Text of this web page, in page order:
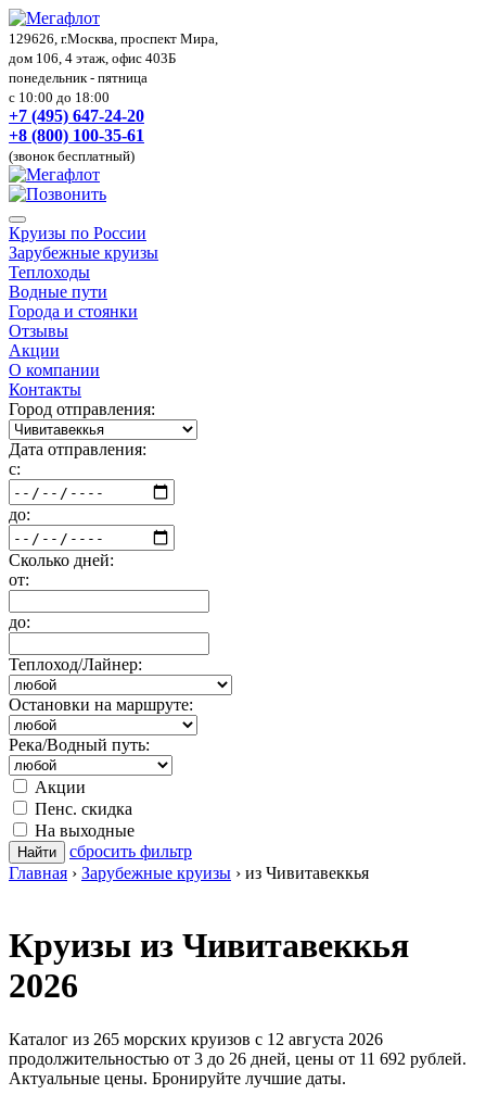
129626, г.Москва, проспект Мира,
дом 106, 4 этаж, офис 403Б
понедельник - пятница
с 10:00 до 18:00
+7 (495) 647-24-20
+8 (800) 100-35-61
(звонок бесплатный)
Круизы по России
Зарубежные круизы
Теплоходы
Водные пути
Города и стоянки
Отзывы
Акции
О компании
Контакты
Город отправления:
Дата отправления:
с:
до:
Сколько дней:
от:
до:
Теплоход/Лайнер:
Остановки на маршруте:
Река/Водный путь:
Акции
Пенс. скидка
На выходные
Найти
сбросить фильтр
Главная › Зарубежные круизы › из Чивитавеккья
Круизы из Чивитавеккья
2026
Каталог из 265 морских круизов с 12 августа 2026
продолжительностью от 3 до 26 дней, цены от 11 692 рублей.
Актуальные цены. Бронируйте лучшие даты.